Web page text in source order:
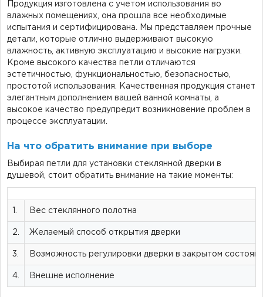
Продукция изготовлена с учетом использования во
влажных помещениях, она прошла все необходимые
испытания и сертифицирована. Мы представляем прочные
детали, которые отлично выдерживают высокую
влажность, активную эксплуатацию и высокие нагрузки.
Кроме высокого качества петли отличаются
эстетичностью, функциональностью, безопасностью,
простотой использования. Качественная продукция станет
элегантным дополнением вашей ванной комнаты, а
высокое качество предупредит возникновение проблем в
процессе эксплуатации.
На что обратить внимание при выборе
Выбирая петли для установки стеклянной дверки в
душевой, стоит обратить внимание на такие моменты:
Вес стеклянного полотна
2. Желаемый способ открытия дверки
3. Возможность регулировки дверки в закрытом
4. Внешне исполнение